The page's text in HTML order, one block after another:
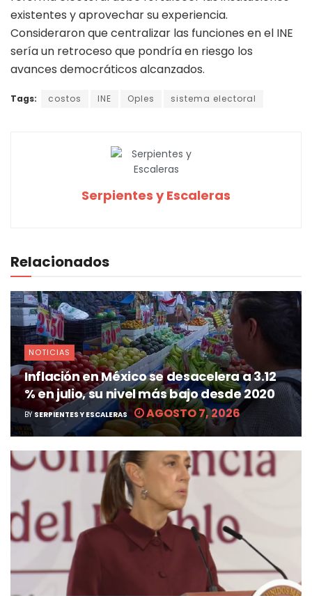
existentes y aprovechar su experiencia.
Consideraron que centralizar las funciones en el INE
sería un retroceso que pondría en riesgo los
avances democráticos alcanzados.
Tags: costos INE Oples sistema electoral
Serpientes y Escaleras
Relacionados
NOTICIAS
Inflación en México se desacelera a 3.12
% en julio, su nivel más bajo desde 2020
BY SERPIENTES Y ESCALERAS AGOSTO 7, 2026